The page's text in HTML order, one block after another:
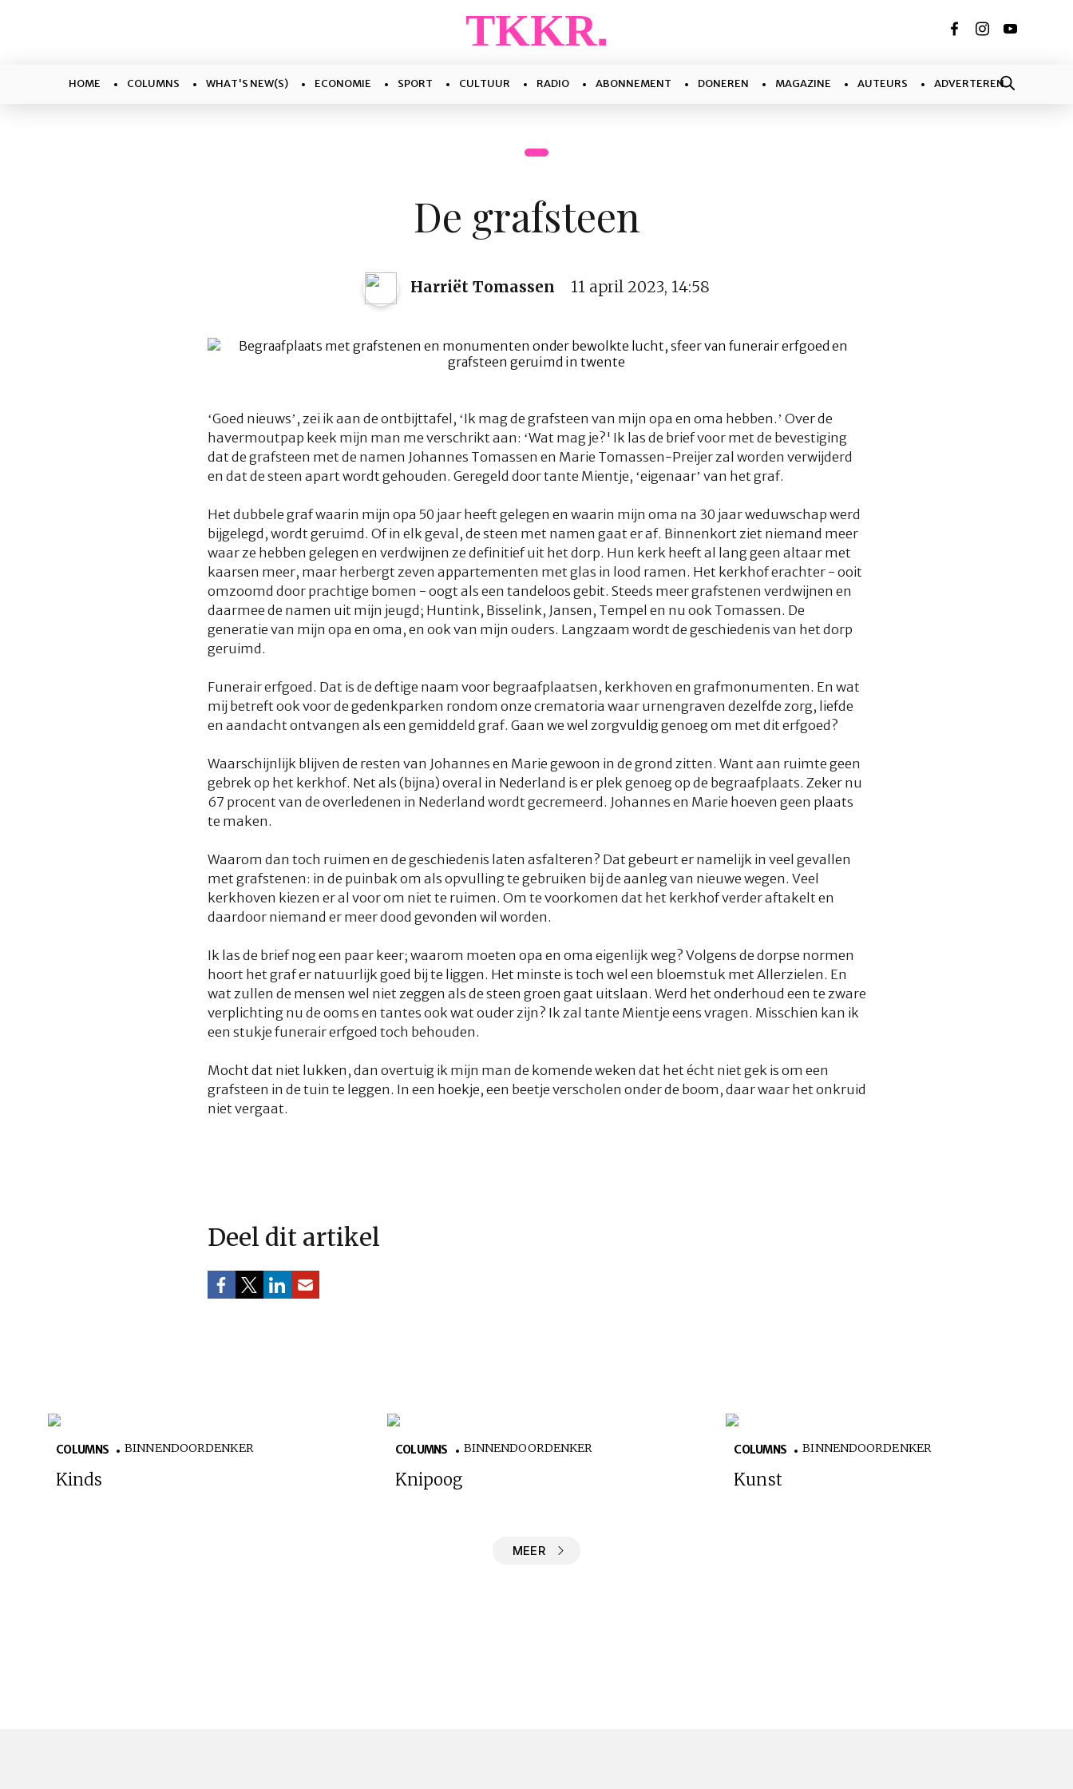
HOME COLUMNS WHAT'S NEW(S) ECONOMIE SPORT CULTUUR RADIO ABONNEMENT DONEREN MAGAZINE AUTEURS ADVERTEREN
De grafsteen
Harriët Tomassen 11 april 2023, 14:58
‘Goed nieuws’, zei ik aan de ontbijttafel, ‘Ik mag de grafsteen van mijn opa en oma hebben.’ Over de
havermoutpap keek mijn man me verschrikt aan: ‘Wat mag je?' Ik las de brief voor met de bevestiging
dat de grafsteen met de namen Johannes Tomassen en Marie Tomassen-Preijer zal worden verwijderd
en dat de steen apart wordt gehouden. Geregeld door tante Mientje, ‘eigenaar’ van het graf.
Het dubbele graf waarin mijn opa 50 jaar heeft gelegen en waarin mijn oma na 30 jaar weduwschap werd
bijgelegd, wordt geruimd. Of in elk geval, de steen met namen gaat er af. Binnenkort ziet niemand meer
waar ze hebben gelegen en verdwijnen ze definitief uit het dorp. Hun kerk heeft al lang geen altaar met
kaarsen meer, maar herbergt zeven appartementen met glas in lood ramen. Het kerkhof erachter - ooit
omzoomd door prachtige bomen - oogt als een tandeloos gebit. Steeds meer grafstenen verdwijnen en
daarmee de namen uit mijn jeugd; Huntink, Bisselink, Jansen, Tempel en nu ook Tomassen. De
generatie van mijn opa en oma, en ook van mijn ouders. Langzaam wordt de geschiedenis van het dorp
geruimd.
Funerair erfgoed. Dat is de deftige naam voor begraafplaatsen, kerkhoven en grafmonumenten. En wat
mij betreft ook voor de gedenkparken rondom onze crematoria waar urnengraven dezelfde zorg, liefde
en aandacht ontvangen als een gemiddeld graf. Gaan we wel zorgvuldig genoeg om met dit erfgoed?
Waarschijnlijk blijven de resten van Johannes en Marie gewoon in de grond zitten. Want aan ruimte geen
gebrek op het kerkhof. Net als (bijna) overal in Nederland is er plek genoeg op de begraafplaats. Zeker nu
67 procent van de overledenen in Nederland wordt gecremeerd. Johannes en Marie hoeven geen plaats
te maken.
Waarom dan toch ruimen en de geschiedenis laten asfalteren? Dat gebeurt er namelijk in veel gevallen
met grafstenen: in de puinbak om als opvulling te gebruiken bij de aanleg van nieuwe wegen. Veel
kerkhoven kiezen er al voor om niet te ruimen. Om te voorkomen dat het kerkhof verder aftakelt en
daardoor niemand er meer dood gevonden wil worden.
Ik las de brief nog een paar keer; waarom moeten opa en oma eigenlijk weg? Volgens de dorpse normen
hoort het graf er natuurlijk goed bij te liggen. Het minste is toch wel een bloemstuk met Allerzielen. En
wat zullen de mensen wel niet zeggen als de steen groen gaat uitslaan. Werd het onderhoud een te zware
verplichting nu de ooms en tantes ook wat ouder zijn? Ik zal tante Mientje eens vragen. Misschien kan ik
een stukje funerair erfgoed toch behouden.
Mocht dat niet lukken, dan overtuig ik mijn man de komende weken dat het écht niet gek is om een
grafsteen in de tuin te leggen. In een hoekje, een beetje verscholen onder de boom, daar waar het onkruid
niet vergaat.
Deel dit artikel
COLUMNS BINNENDOORDENKER
Kinds
COLUMNS BINNENDOORDENKER
Knipoog
COLUMNS BINNENDOORDENKER
Kunst
MEER